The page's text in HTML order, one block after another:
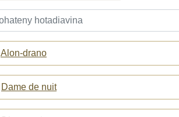
Alon-drano
Dame de nuit